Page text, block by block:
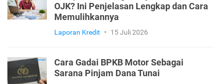
OJK? Ini Penjelasan Lengkap dan Cara
Memulihkannya
Laporan Kredit • 15 Juli 2026
Cara Gadai BPKB Motor Sebagai
Sarana Pinjam Dana Tunai